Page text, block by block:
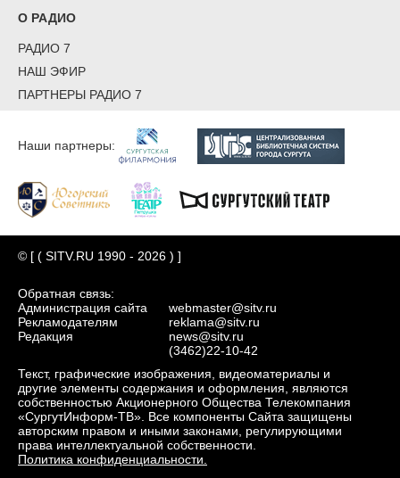
О РАДИО
РАДИО 7
НАШ ЭФИР
ПАРТНЕРЫ РАДИО 7
Наши партнеры:
© [ ( SITV.RU 1990 - 2026 ) ]
Обратная связь:
Администрация сайта
Рекламодателям
Редакция
webmaster@sitv.ru
reklama@sitv.ru
news@sitv.ru
(3462)22-10-42
Текст, графические изображения, видеоматериалы и
другие элементы содержания и оформления, являются
собственностью Акционерного Общества Телекомпания
«СургутИнформ-ТВ». Все компоненты Сайта защищены
авторским правом и иными законами, регулирующими
права интеллектуальной собственности.
Политика конфиденциальности.